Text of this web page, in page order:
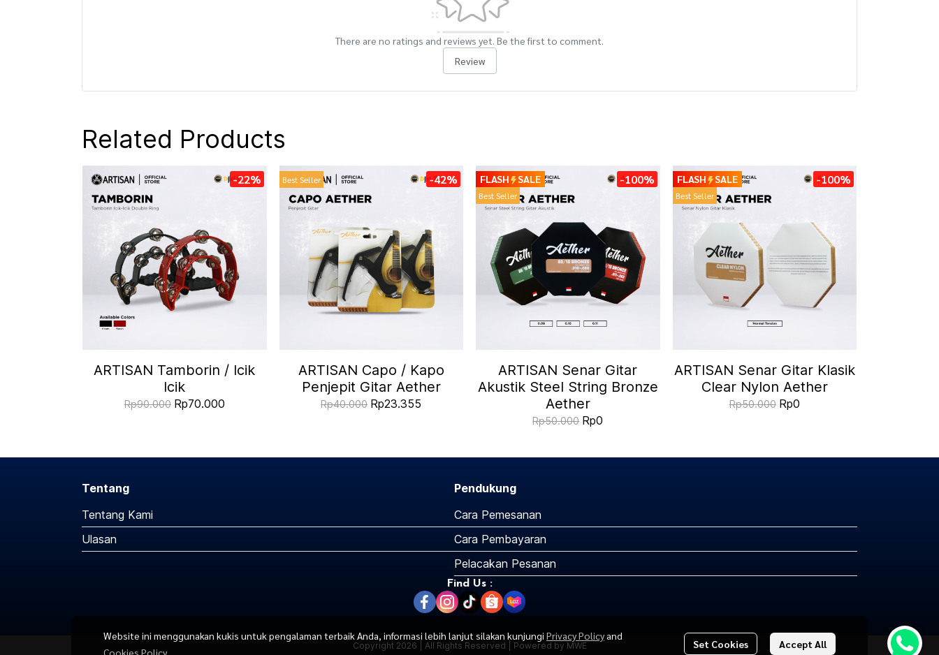
There are no ratings and reviews yet. Be the first to comment.
Review
Related Products
-22%
ARTISAN Tamborin / Icik
Icik
Rp90.000 Rp70.000
Best Seller -42%
ARTISAN Capo / Kapo
Penjepit Gitar Aether
Rp40.000 Rp23.355
FLASH SALE
Best Seller
-100%
ARTISAN Senar Gitar
Akustik Steel String Bronze
Aether
Rp50.000 Rp0
FLASH SALE
Best Seller
-100%
ARTISAN Senar Gitar Klasik
Clear Nylon Aether
Rp50.000 Rp0
Website ini menggunakan kukis untuk pengalaman terbaik Anda, informasi lebih lanjut silakan kunjungi Privacy Policyand
Cookies Policy
Set Cookies Accept All
Tentang
Tentang Kami
Ulasan
Pendukung
Cara Pemesanan
Cara Pembayaran
Pelacakan Pesanan
Find Us :
Copyright 2026 | All Rights Reserved | Powered by MWE